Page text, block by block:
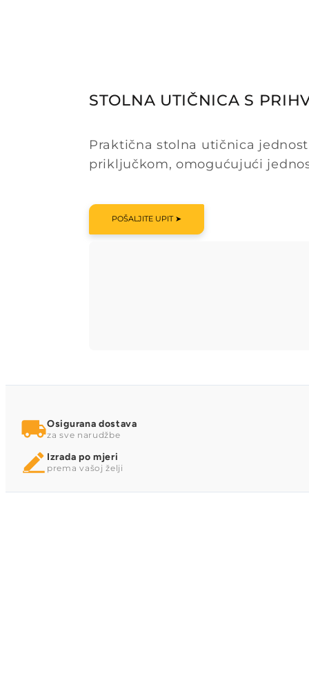
STOLNA UTIČNICA S
Praktična stolna utičnica
priključkom, omogućujući
POŠALJITE UPIT ➤
Osigurana dostava
za sve narudžbe
Izrada po mjeri
prema vašoj želji